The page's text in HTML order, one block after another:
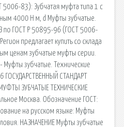
83): Зубчатая муфта типа 1 с
4000 Н м, d Муфты зубчатые.
по ГОСТ Р 50895-96 (ГОСТ 5006-
предлагает купить со склада
ценам зубчатые муфты серии.
Муфты зубчатые. Технические
СТАНДАРТ
ЗУБЧАТЫЕ ТЕХНИЧЕСКИЕ
Москва. Обозначение ГОСТ:
на русском языке: Муфты
НАЗНАЧЕНИЕ Муфты зубчатые